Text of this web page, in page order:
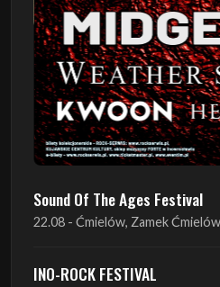
Sound Of The Ages Festival
22.08 - Ćmielów, Zamek Ćmielów
INO-ROCK FESTIVAL